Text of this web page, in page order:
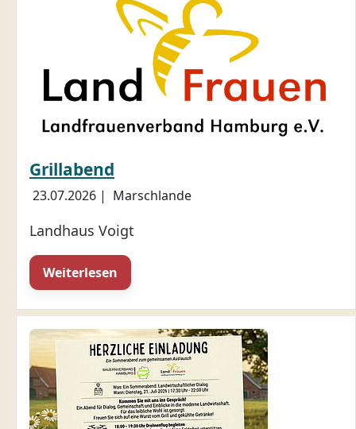
Grillabend
23.07.2026 | Marschlande
Landhaus Voigt
Weiterlesen